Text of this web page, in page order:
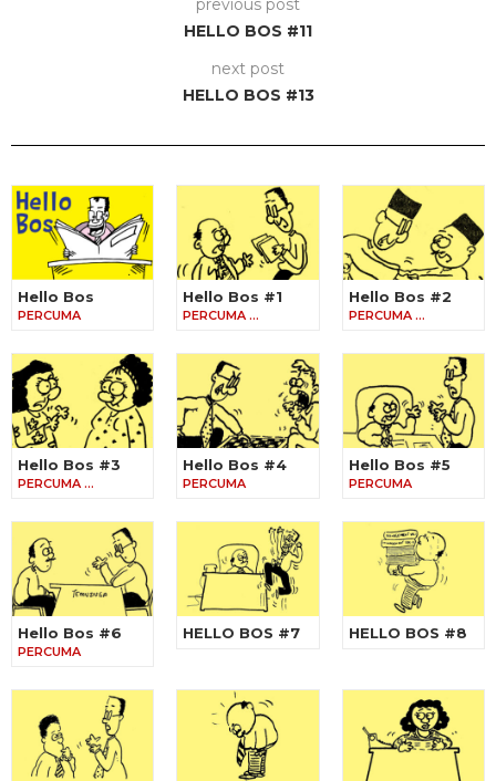
previous post
HELLO BOS #11
next post
HELLO BOS #13
Hello Bos
PERCUMA
Hello Bos #1
PERCUMA …
Hello Bos #2
PERCUMA …
Hello Bos #3
PERCUMA …
Hello Bos #4
PERCUMA
Hello Bos #5
PERCUMA
Hello Bos #6
PERCUMA
HELLO BOS #7 HELLO BOS #8